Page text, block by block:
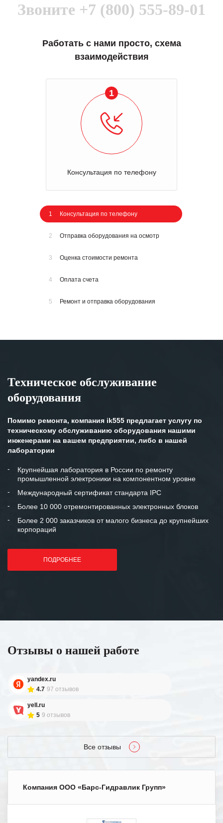
Звоните +7 (800) 555-89-01
Работать с нами просто, схема
взаимодействия
1
Консультация по телефону
1 Консультация по телефону
2 Отправка оборудования на осмотр
3 Оценка стоимости ремонта
4 Оплата счета
5 Ремонт и отправка оборудования
Техническое обслуживание
оборудования
Помимо ремонта, компания ik555 предлагает услугу по
техническому обслуживанию оборудования нашими
инженерами на вашем предприятии, либо в нашей
лаборатории
Крупнейшая лаборатория в России по ремонту
промышленной электроники на компонентном уровне
Международный сертификат стандарта IPC
Более 10 000 отремонтированных электронных блоков
Более 2 000 заказчиков от малого бизнеса до крупнейших
корпораций
ПОДРОБНЕЕ
Отзывы о нашей работе
yandex.ru
4.7 97 отзывов
yell.ru
5 9 отзывов
Все отзывы
Компания ООО «Барс-Гидравлик Групп»